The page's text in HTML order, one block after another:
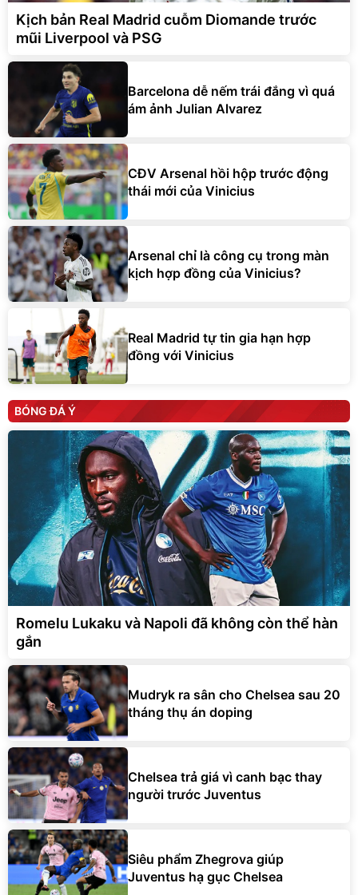
Kịch bản Real Madrid cuỗm Diomande trước
mũi Liverpool và PSG
Barcelona dễ nếm trái đắng vì quá
ám ảnh Julian Alvarez
CĐV Arsenal hồi hộp trước động
thái mới của Vinicius
Arsenal chỉ là công cụ trong màn
kịch hợp đồng của Vinicius?
Real Madrid tự tin gia hạn hợp
đồng với Vinicius
BÓNG ĐÁ Ý
Romelu Lukaku và Napoli đã không còn thể hàn
gắn
Mudryk ra sân cho Chelsea sau 20
tháng thụ án doping
Chelsea trả giá vì canh bạc thay
người trước Juventus
Siêu phẩm Zhegrova giúp
Juventus hạ gục Chelsea